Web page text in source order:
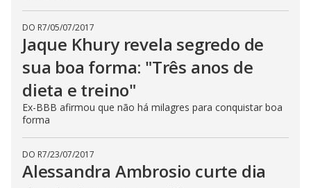
DO R7/05/07/2017
Jaque Khury revela segredo de
sua boa forma: "Três anos de
dieta e treino"
Ex-BBB afirmou que não há milagres para conquistar boa
forma
DO R7/23/07/2017
Alessandra Ambrosio curte dia